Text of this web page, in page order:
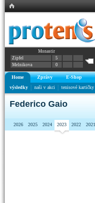
Monastir
Zipfel
5
Melnikova
0
Home Zprávy E-Shop
výsledky
naši v akci tenisové kartičky
Federico Gaio
2026 2025 2024 2023 2022 2021